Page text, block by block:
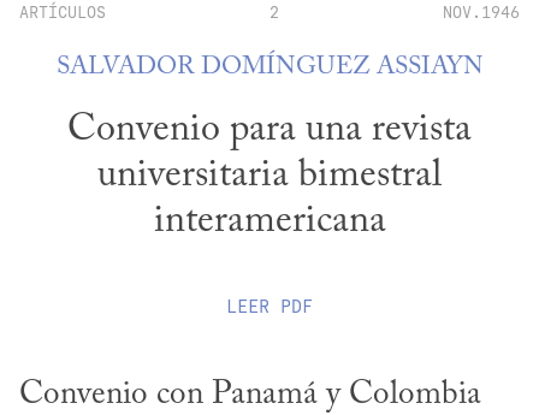
ARTÍCULOS 2 NOV.1946
SALVADOR DOMÍNGUEZ ASSIAYN
Convenio para una revista
universitaria bimestral
interamericana
LEER PDF
Convenio con Panamá y Colombia